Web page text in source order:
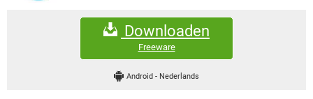
CORONAVIRUS
SNAPCHAT
WINDOWS 10
CORONAVIRUS
SNAPCHAT
GAMES
Downloaden
Freeware
Android - Nederlands